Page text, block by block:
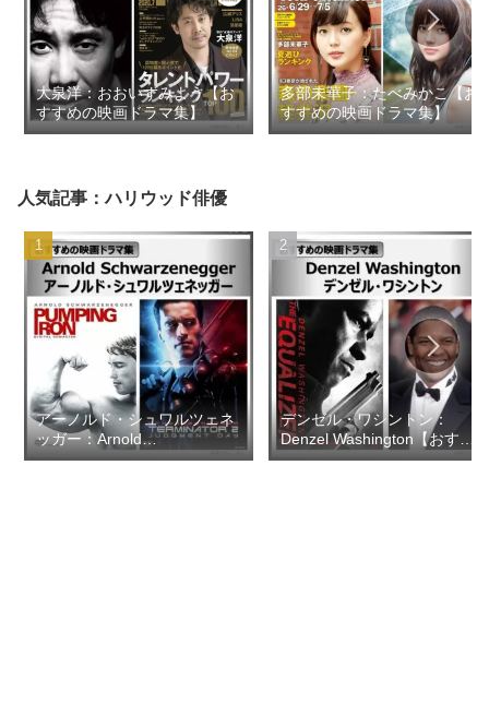
大泉洋：おおいずみよう【お
すすめの映画ドラマ集】
多部未華子：たべみかこ【お
すすめの映画ドラマ集】
人気記事：ハリウッド俳優
アーノルド・シュワルツェネ
ッガー：Arnold
Schwarzenegger【おすすめ
デンゼル・ワシントン：
Denzel Washington【おすす
めの映画ドラマ集】